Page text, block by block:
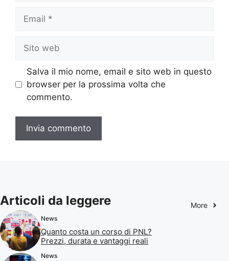
web
Salva il mio nome, email e sito web in questo
browser per la prossima volta che
commento.
Articoli da leggere More
News
Quanto costa un corso di PNL?
Prezzi, durata e vantaggi reali
News